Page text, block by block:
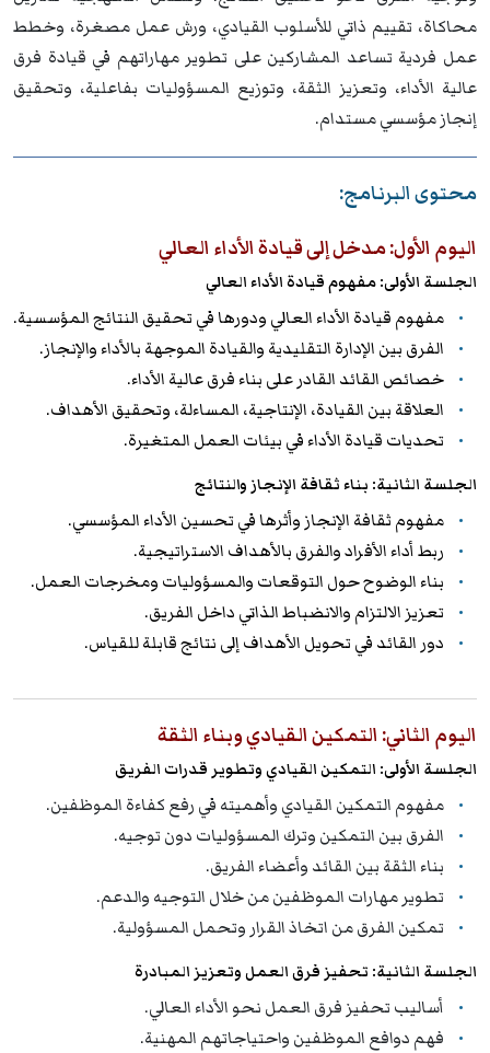
محاكاة، تقييم ذاتي للأسلوب القيادي، ورش عمل مصغرة، وخطط
عمل فردية تساعد المشاركين على تطوير مهاراتهم في قيادة فرق
عالية الأداء، وتعزيز الثقة، وتوزيع المسؤوليات بفاعلية، وتحقيق
إنجاز مؤسسي مستدام.
محتوى البرنامج:
اليوم الأول: مدخل إلى قيادة الأداء العالي
الجلسة الأولى: مفهوم قيادة الأداء العالي
مفهوم قيادة الأداء العالي ودورها في تحقيق النتائج المؤسسية.
الفرق بين الإدارة التقليدية والقيادة الموجهة بالأداء والإنجاز.
خصائص القائد القادر على بناء فرق عالية الأداء.
العلاقة بين القيادة، الإنتاجية، المساءلة، وتحقيق الأهداف.
تحديات قيادة الأداء في بيئات العمل المتغيرة.
الجلسة الثانية: بناء ثقافة الإنجاز والنتائج
مفهوم ثقافة الإنجاز وأثرها في تحسين الأداء المؤسسي.
ربط أداء الأفراد والفرق بالأهداف الاستراتيجية.
بناء الوضوح حول التوقعات والمسؤوليات ومخرجات العمل.
تعزيز الالتزام والانضباط الذاتي داخل الفريق.
دور القائد في تحويل الأهداف إلى نتائج قابلة للقياس.
اليوم الثاني: التمكين القيادي وبناء الثقة
الجلسة الأولى: التمكين القيادي وتطوير قدرات الفريق
مفهوم التمكين القيادي وأهميته في رفع كفاءة الموظفين.
الفرق بين التمكين وترك المسؤوليات دون توجيه.
بناء الثقة بين القائد وأعضاء الفريق.
تطوير مهارات الموظفين من خلال التوجيه والدعم.
تمكين الفرق من اتخاذ القرار وتحمل المسؤولية.
الجلسة الثانية: تحفيز فرق العمل وتعزيز المبادرة
أساليب تحفيز فرق العمل نحو الأداء العالي.
فهم دوافع الموظفين واحتياجاتهم المهنية.